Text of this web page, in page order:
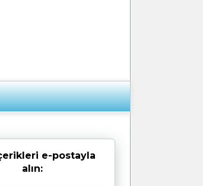
e-postayla
alın: